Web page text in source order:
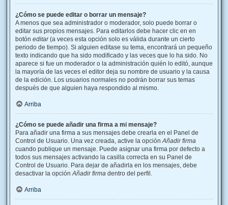
¿Cómo se puede editar o borrar un mensaje?
A menos que sea administrador o moderador, solo puede borrar o
editar sus propios mensajes. Para editarlos debe hacer clic en en
botón editar(a veces esta opción solo es válida durante un cierto
periodo de tiempo). Si alguien editase su tema, encontrará un pequeño
texto indicando que ha sido modificado y las veces que lo ha sido. No
aparece si fue un moderador o la administración quién lo editó, aunque
la mayoría de las veces el editor deja su nombre de usuario y la causa
de la edición. Los usuarios normales no podrán borrar sus temas
después de que alguien haya respondido al mismo.
Arriba
¿Cómo se puede añadir una firma a mi mensaje?
Para añadir una firma a sus mensajes debe crearla en el Panel de
Control de Usuario. Una vez creada, active la opciónAñadir firma
cuando publique un mensaje. Puede asignar una firma por defecto a
todos sus mensajes activando la casilla correcta en su Panel de
Control de Usuario. Para dejar de añadirla en los mensajes, debe
desactivar la opciónAñadir firma dentro del perfil.
Arriba